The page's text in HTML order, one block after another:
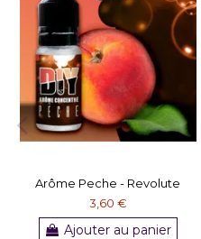
Arôme Peche - Revolute
3,60 €
Ajouter au panier